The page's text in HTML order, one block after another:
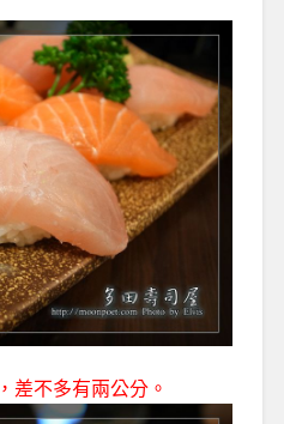
差不多有兩公分。